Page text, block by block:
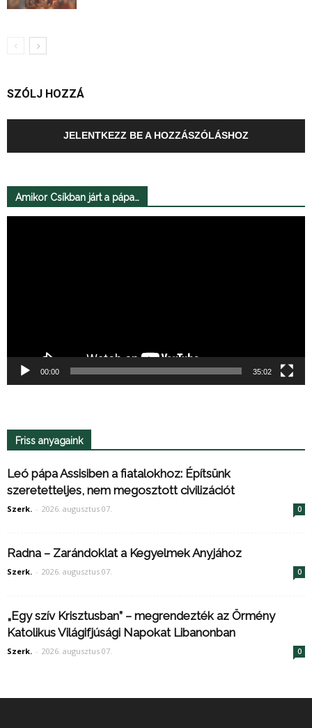
SZÓLJ HOZZÁ
JELENTKEZZ BE A HOZZÁSZÓLÁSHOZ
Amikor Csíkban járt a pápa…
00:00 35:02
Friss anyagaink
Leó pápa Assisiben a fiatalokhoz: Építsünk
szeretetteljes, nem megosztott civilizációt
Szerk. - 2026. augusztus 07. 0
Radna – Zarándoklat a Kegyelmek Anyjához
Szerk. - 2026. augusztus 07. 0
„Egy szív Krisztusban” – megrendezték az Örmény
Katolikus Világifjúsági Napokat Libanonban
Szerk. - 2026. augusztus 07. 0